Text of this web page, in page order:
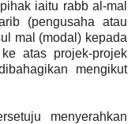
iaitu rabb al-mal
(pengusaha atau
mal (modal) kepada
atas projek-projek
mengikut
menyerahkan